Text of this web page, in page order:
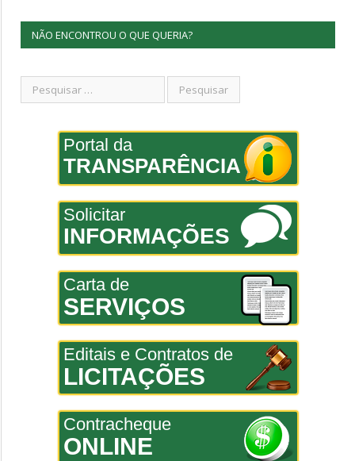
NÃO ENCONTROU O QUE QUERIA?
Portal da
TRANSPARÊNCIA
Solicitar
INFORMAÇÕES
Carta de
SERVIÇOS
Editais e Contratos de
LICITAÇÕES
Contracheque
ONLINE